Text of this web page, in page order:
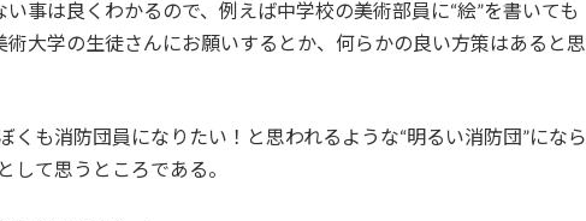
事は良くわかるので、例えば中学校の美術部員に“絵”を書いても
術大学の生徒さんにお願いするとか、何らかの良い方策はあると思
くも消防団員になりたい！と思われるような“明るい消防団”になら
して思うところである。